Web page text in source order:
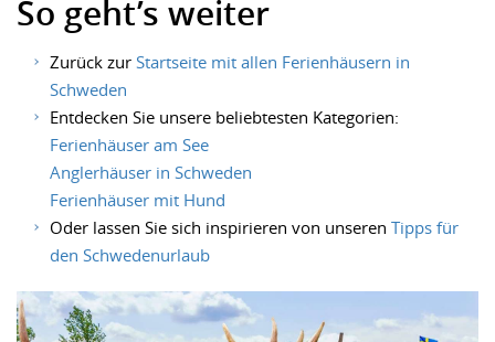
So geht’s weiter
Zurück zur Startseite mit allen Ferienhäusern in
Schweden
Entdecken Sie unsere beliebtesten Kategorien:
Ferienhäuser am See
Anglerhäuser in Schweden
Ferienhäuser mit Hund
Oder lassen Sie sich inspirieren von unseren Tipps für
den Schwedenurlaub